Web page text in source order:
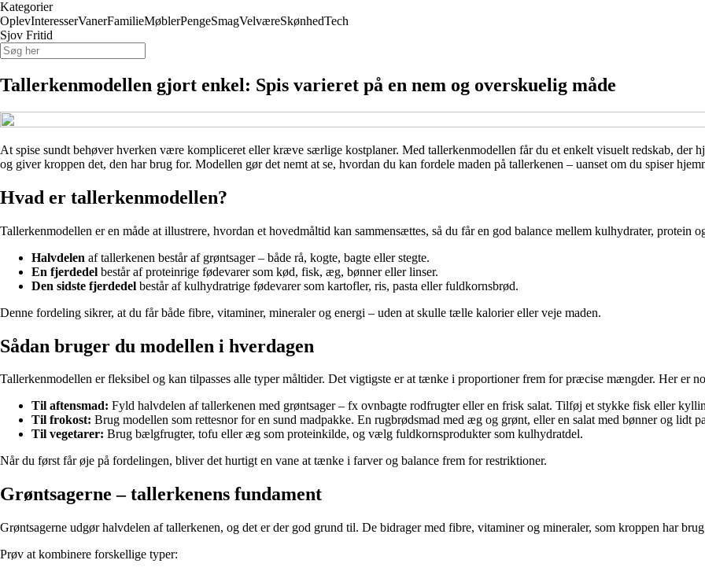
Kategorier
OplevInteresserVanerFamilieMøblerPengeSmagVelværeSkønhedTech
Sjov Fritid
Tallerkenmodellen gjort enkel: Spis varieret på en nem og overskuelig måde
At spise sundt behøver hverken være kompliceret eller kræve særlige kostplaner. Med tallerkenmodellen får du et enkelt visuelt redskab, der
og giver kroppen det, den har brug for. Modellen gør det nemt at se, hvordan du kan fordele maden på tallerkenen – uanset om du spiser
Hvad er tallerkenmodellen?
Tallerkenmodellen er en måde at illustrere, hvordan et hovedmåltid kan sammensættes, så du får en god balance mellem kulhydrater, protein
Halvdelen af tallerkenen består af grøntsager – både rå, kogte, bagte eller stegte.
En fjerdedel består af proteinrige fødevarer som kød, fisk, æg, bønner eller linser.
Den sidste fjerdedel består af kulhydratrige fødevarer som kartofler, ris, pasta eller fuldkornsbrød.
Denne fordeling sikrer, at du får både fibre, vitaminer, mineraler og energi – uden at skulle tælle kalorier eller veje maden.
Sådan bruger du modellen i hverdagen
Tallerkenmodellen er fleksibel og kan tilpasses alle typer måltider. Det vigtigste er at tænke i proportioner frem for præcise mængder. Her er
Til aftensmad: Fyld halvdelen af tallerkenen med grøntsager – fx ovnbagte rodfrugter eller en frisk salat. Tilføj et stykke fisk eller
Til frokost: Brug modellen som rettesnor for en sund madpakke. En rugbrødsmad med æg og grønt, eller en salat med bønner og lidt
Til vegetarer: Brug bælgfrugter, tofu eller æg som proteinkilde, og vælg fuldkornsprodukter som kulhydratdel.
Når du først får øje på fordelingen, bliver det hurtigt en vane at tænke i farver og balance frem for restriktioner.
Grøntsagerne – tallerkenens fundament
Grøntsagerne udgør halvdelen af tallerkenen, og det er der god grund til. De bidrager med fibre, vitaminer og mineraler, som kroppen har
Prøv at kombinere forskellige typer: